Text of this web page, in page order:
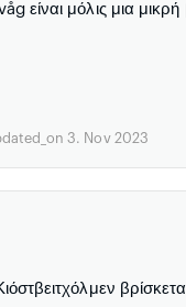
είναι μόλις μια
3. Nov 2023